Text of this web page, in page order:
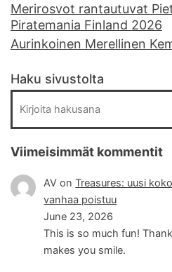
Merirosvot rantautuvat
Piratemania Finland 2026
Aurinkoinen Merellinen
Haku sivustolta
Viimeisimmät kommentit
AV onTreasures: uusi
vanhaa poistuu
June 23, 2026
This is so much fun!
makes you smile.